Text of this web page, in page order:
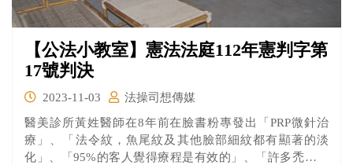
【公法小教室】憲法法庭112年憲判字第
17號判決
2023-11-03
法操司想傳媒
醫美診所黃姓醫師在8年前在臉書粉專發出「PRP微針治
療」、「法令紋，魚尾紋及其他臉部細紋都有顯著的淡
化」、「95%的客人覺得療程是有效的」、「許多禿頭，